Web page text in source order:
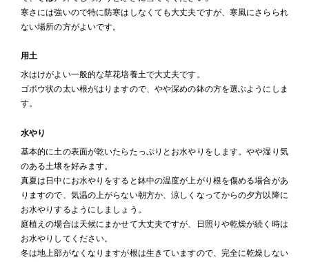
寒さには強いので特に防寒はしなくても大丈夫ですが、寒風にさらられ
ない場所の方がよいです。
用土
水はけがよい一般的な草花培養土で大丈夫です。
ゴボウ状の太い根がはりますので、やや深めの鉢の方を選ぶようにしま
す。
水やり
基本的に土の表面が乾いたらたっぷりとお水やりをします。やや湿り気
のある土壌を好みます。
真夏は日中にお水やりをすると鉢中の温度が上がり根を傷める場合があ
りますので、気温の上がらない朝方か、涼しくなってからの夕方以降に
お水やりするようにしましょう。
庭植えの場合は天候にまかせて大丈夫ですが、日照りや乾燥が続く時は
お水やりしてください。
冬は地上部がなくなりますが根は生きていますので、完全に乾燥しない